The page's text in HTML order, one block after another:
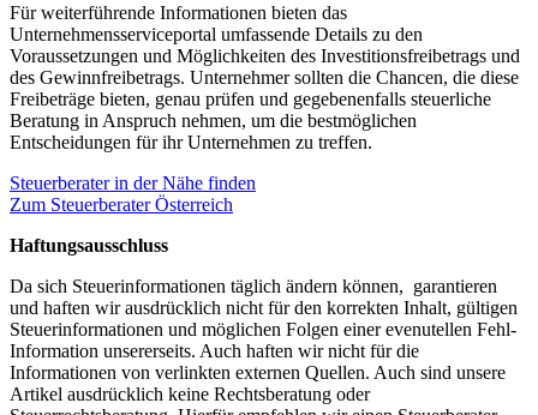
Für weiterführende Informationen bieten das
Unternehmensserviceportal umfassende Details zu den
Voraussetzungen und Möglichkeiten des Investitionsfreibetrags und
des Gewinnfreibetrags. Unternehmer sollten die Chancen, die diese
Freibeträge bieten, genau prüfen und gegebenenfalls steuerliche
Beratung in Anspruch nehmen, um die bestmöglichen
Entscheidungen für ihr Unternehmen zu treffen.
Steuerberater in der Nähe finden
Zum Steuerberater Österreich
Haftungsausschluss
Da sich Steuerinformationen täglich ändern können, garantieren
und haften wir ausdrücklich nicht für den korrekten Inhalt, gültigen
Steuerinformationen und möglichen Folgen einer evenutellen Fehl-
Information unsererseits. Auch haften wir nicht für die
Informationen von verlinkten externen Quellen. Auch sind unsere
Artikel ausdrücklich keine Rechtsberatung oder